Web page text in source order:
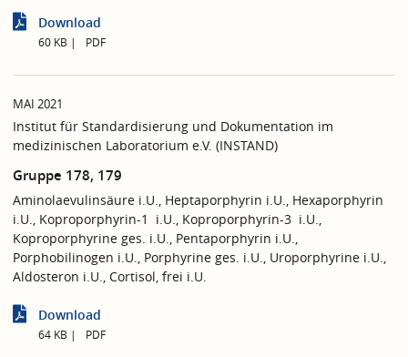
Download
60 KB PDF
MAI 2021
Institut für Standardisierung und Dokumentation im
medizinischen Laboratorium e.V. (INSTAND)
Gruppe 178, 179
Aminolaevulinsäure i.U., Heptaporphyrin i.U., Hexaporphyrin
i.U., Koproporphyrin-1 i.U., Koproporphyrin-3 i.U.,
Koproporphyrine ges. i.U., Pentaporphyrin i.U.,
Porphobilinogen i.U., Porphyrine ges. i.U., Uroporphyrine i.U.,
Aldosteron i.U., Cortisol, frei i.U.
Download
64 KB PDF